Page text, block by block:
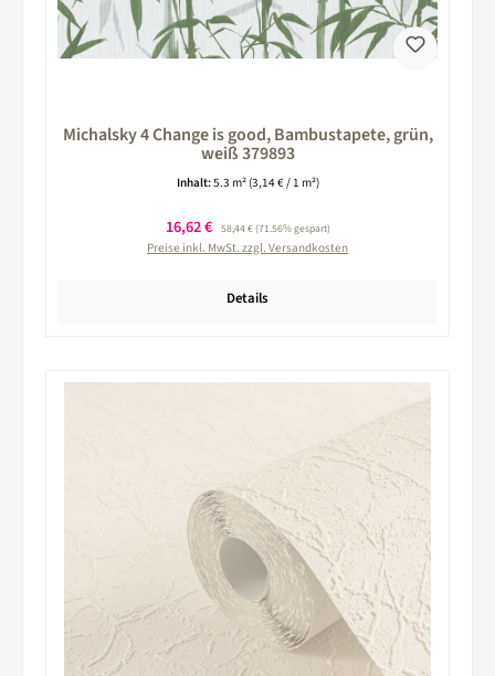
Michalsky 4 Change is good, Bambustapete, grün,
weiß 379893
Inhalt:5.3 m² (3,14 € / 1 m²)
Verkaufspreis:
16,62 € Regulärer Preis:
58,44 €(71.56% gespart)
Preise inkl. MwSt. zzgl. Versandkosten
Details